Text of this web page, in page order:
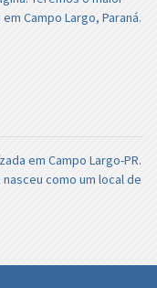
Campo Largo, Paraná.
em Campo Largo-PR.
como um local de